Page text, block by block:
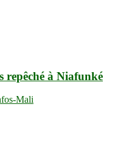
repêché à Niafunké
Mali